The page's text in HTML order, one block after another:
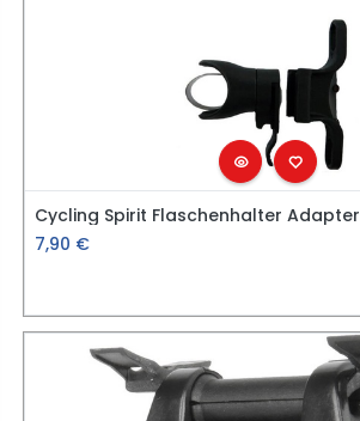
7,90 €